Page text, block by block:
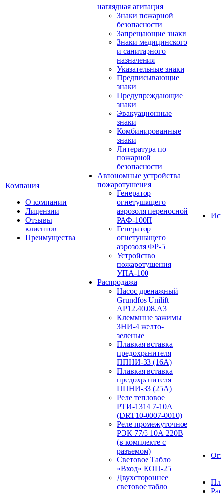
Компания
О компании
Лицензии
Отзывы
клиентов
Преимущества
наглядная агитация
Знаки пожарной
безопасности
Запрещающие знаки
Знаки медицинского
и санитарного
назначения
Указательные знаки
Предписывающие
знаки
Предупреждающие
знаки
Эвакуационные
знаки
Комбинированные
знаки
Литература по
пожарной
безопасности
Автономные устройства
пожаротушения
Генератор
огнетушащего
аэрозоля переносной
РАФ-100П
Генератор
огнетушащего
аэрозоля ФР-5
Устройство
пожаротушения
УПА-100
Распродажа
Насос дренажный
Grundfos Unilift
АP12.40.08.A3
Клеммные зажимы
ЗНИ-4 желто-
зеленые
Плавкая вставка
предохранителя
ППНИ-33 (16А)
Плавкая вставка
предохранителя
ППНИ-33 (25А)
Реле тепловое
РТИ-1314 7-10А
(DRT10-0007-0010)
Реле промежуточное
РЭК 77/3 10А 220В
(в комплекте с
разъемом)
Световое Табло
«Вход» КОП-25
Двухстороннее
световое табло